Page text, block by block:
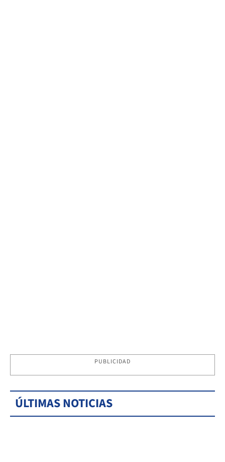
PUBLICIDAD
ÚLTIMAS NOTICIAS